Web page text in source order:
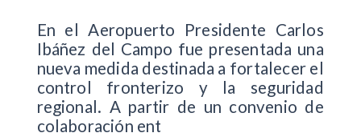
En el Aeropuerto Presidente Carlos
Ibáñez del Campo fue presentada una
nueva medida destinada a fortalecer el
control fronterizo y la seguridad
regional. A partir de un convenio de
colaboración ent